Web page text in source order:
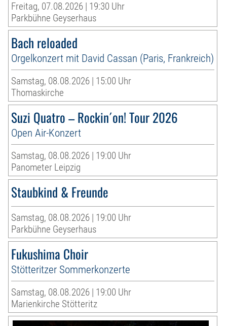
Freitag, 07.08.2026 | 19:30 Uhr
Parkbühne Geyserhaus
Bach reloaded
Orgelkonzert mit David Cassan (Paris, Frankreich)
Samstag, 08.08.2026 | 15:00 Uhr
Thomaskirche
Suzi Quatro – Rockin´on! Tour 2026
Open Air-Konzert
Samstag, 08.08.2026 | 19:00 Uhr
Panometer Leipzig
Staubkind & Freunde
Samstag, 08.08.2026 | 19:00 Uhr
Parkbühne Geyserhaus
Fukushima Choir
Stötteritzer Sommerkonzerte
Samstag, 08.08.2026 | 19:00 Uhr
Marienkirche Stötteritz